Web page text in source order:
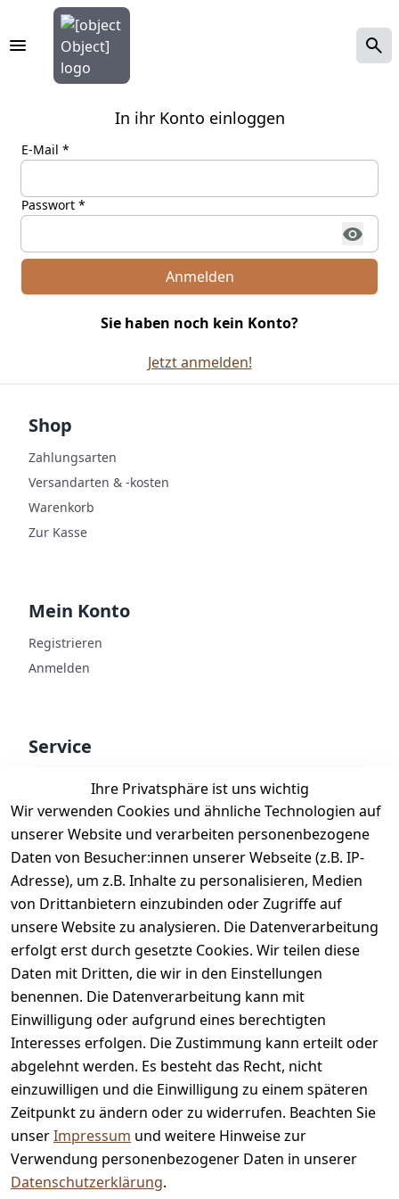
In ihr Konto einloggen
E-Mail *
Passwort *
Anmelden
Sie haben noch kein Konto?
Jetzt anmelden!
Ihre Privatsphäre ist uns wichtig
Wir verwenden Cookies und ähnliche Technologien auf
unserer Website und verarbeiten personenbezogene
Daten von Besucher:innen unserer Webseite (z.B. IP-
Adresse), um z.B. Inhalte zu personalisieren, Medien
von Drittanbietern einzubinden oder Zugriffe auf
unsere Website zu analysieren. Die Datenverarbeitung
erfolgt erst durch gesetzte Cookies. Wir teilen diese
Daten mit Dritten, die wir in den Einstellungen
benennen. Die Datenverarbeitung kann mit
Einwilligung oder aufgrund eines berechtigten
Interesses erfolgen. Die Zustimmung kann erteilt oder
abgelehnt werden. Es besteht das Recht, nicht
einzuwilligen und die Einwilligung zu einem späteren
Zeitpunkt zu ändern oder zu widerrufen. Beachten Sie
unserImpressum und weitere Hinweise zur
Verwendung personenbezogener Daten in unserer
Datenschutzerklärung.
Shop
Zahlungsarten
Versandarten & -kosten
Warenkorb
Zur Kasse
Mein Konto
Registrieren
Anmelden
Service
Bewertungen
Zahlung & Versand
Auszeichnungen